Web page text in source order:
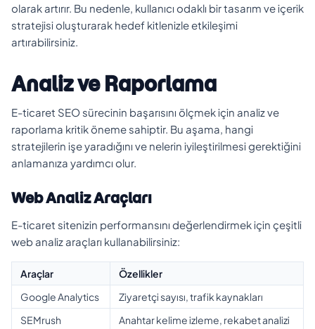
olarak artırır. Bu nedenle, kullanıcı odaklı bir tasarım ve içerik
stratejisi oluşturarak hedef kitlenizle etkileşimi
artırabilirsiniz.
Analiz ve Raporlama
E-ticaret SEO sürecinin başarısını ölçmek için analiz ve
raporlama kritik öneme sahiptir. Bu aşama, hangi
stratejilerin işe yaradığını ve nelerin iyileştirilmesi gerektiğini
anlamanıza yardımcı olur.
Web Analiz Araçları
E-ticaret sitenizin performansını değerlendirmek için çeşitli
web analiz araçları kullanabilirsiniz:
Araçlar
Özellikler
Google Analytics
Ziyaretçi sayısı, trafik kaynakları
SEMrush
Anahtar kelime izleme, rekabet analizi